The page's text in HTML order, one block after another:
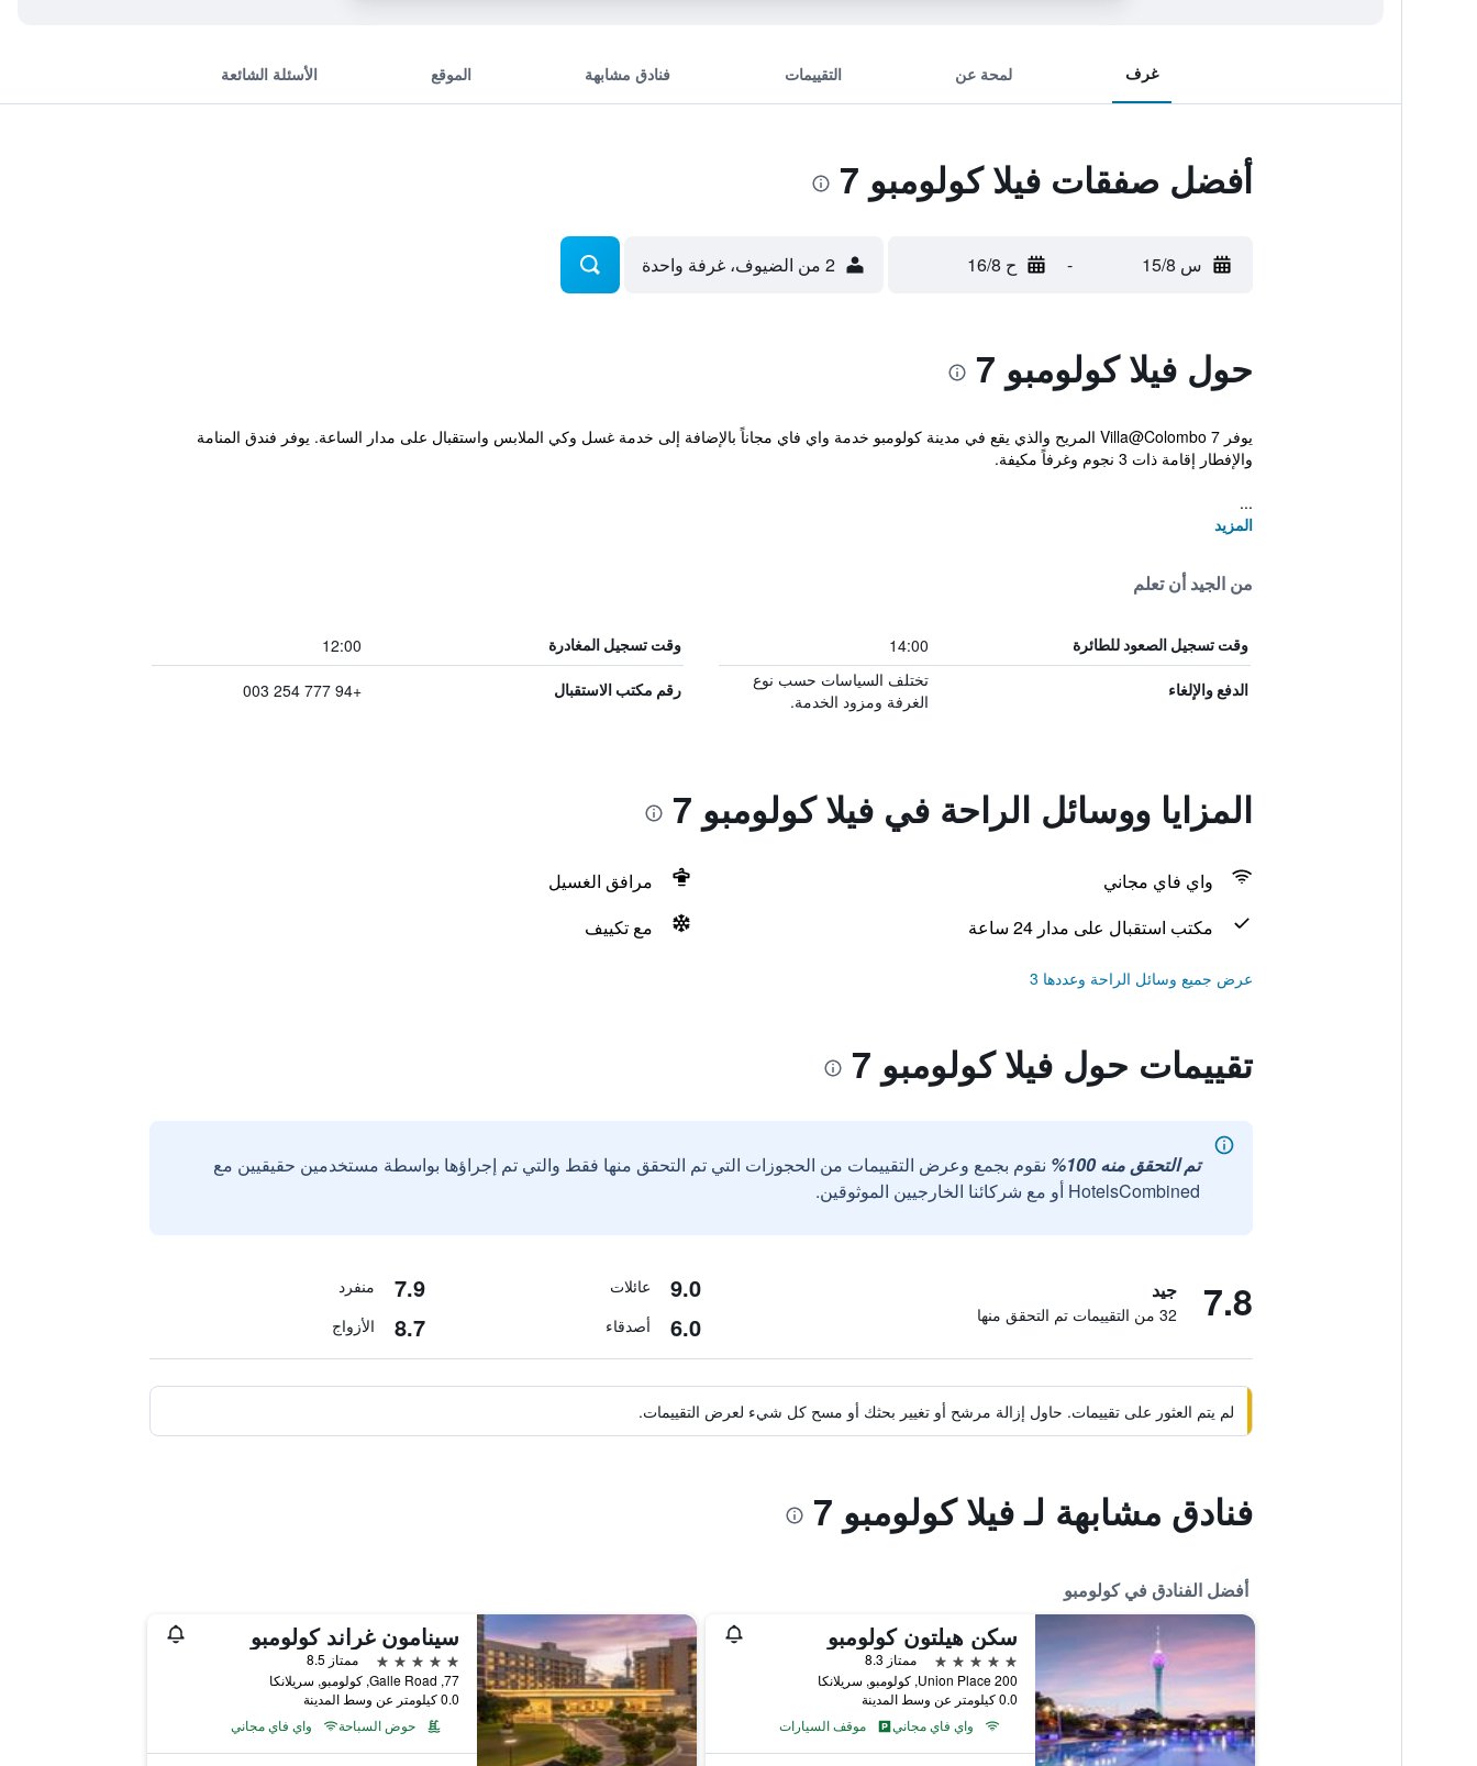
غرف لمحة عن التقييمات فنادق مشابهة الموقع الأسئلة الشائعة
أفضل صفقات فيلا كولومبو 7
س 15/8 - ح 16/8 2 من الضيوف، غرفة واحدة
حول فيلا كولومبو 7
يوفر Villa@Colombo 7 المريح والذي يقع في مدينة كولومبو خدمة واي فاي مجاناً بالإضافة إلى خدمة غسل وكي الملابس واستقبال على مدار الساعة. يوفر فندق المنامة
والإفطار إقامة ذات 3 نجوم وغرفاً مكيفة.
...
المزيد
من الجيد أن تعلم
وقت تسجيل الصعود للطائرة 14:00 وقت تسجيل المغادرة 12:00
الدفع والإلغاء
تختلف السياسات حسب نوع
الغرفة ومزود الخدمة.
رقم مكتب الاستقبال +94 777 254 003
المزايا ووسائل الراحة في فيلا كولومبو 7
واي فاي مجاني
مرافق الغسيل
مكتب استقبال على مدار 24 ساعة
مع تكييف
عرض جميع وسائل الراحة وعددها 3
تقييمات حول فيلا كولومبو 7
تم التحقق منه 100%
نقوم بجمع وعرض التقييمات من الحجوزات التي تم التحقق منها فقط والتي تم إجراؤها بواسطة مستخدمين حقيقيين مع
HotelsCombined أو مع شركائنا الخارجيين الموثوقين.
7.8 جيد
32 من التقييمات تم التحقق منها
9.0 عائلات 7.9 منفرد
6.0 أصدقاء 8.7 الأزواج
لم يتم العثور على تقييمات. حاول إزالة مرشح أو تغيير بحثك أو مسح كل شيء لعرض التقييمات.
فنادق مشابهة لـ فيلا كولومبو 7
أفضل الفنادق في كولومبو
سكن هيلتون كولومبو
5 نجوم
ممتاز 8.3
200 Union Place, كولومبو, سريلانكا
0.0 كيلومتر عن وسط المدينة
واي فاي مجاني
موقف السيارات
سينامون غراند كولومبو
5 نجوم
ممتاز 8.5
77, Galle Road, كولومبو, سريلانكا
0.0 كيلومتر عن وسط المدينة
حوض السباحة
واي فاي مجاني